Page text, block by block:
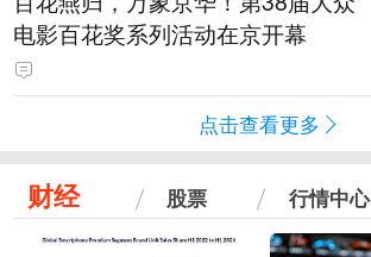
电影百花奖系列活动在京开幕
点击查看更多
财经 股票 行情中心